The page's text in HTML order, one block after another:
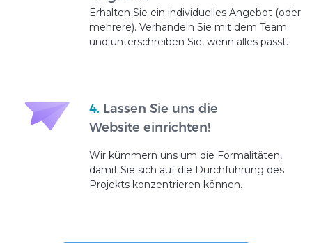
Erhalten Sie ein individuelles Angebot (oder
mehrere). Verhandeln Sie mit dem Team
und unterschreiben Sie, wenn alles passt.
4. Lassen Sie uns die
Website einrichten!
Wir kümmern uns um die Formalitäten,
damit Sie sich auf die Durchführung des
Projekts konzentrieren können.